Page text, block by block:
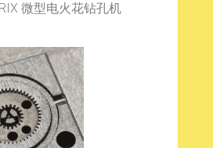
微型电火花钻孔机